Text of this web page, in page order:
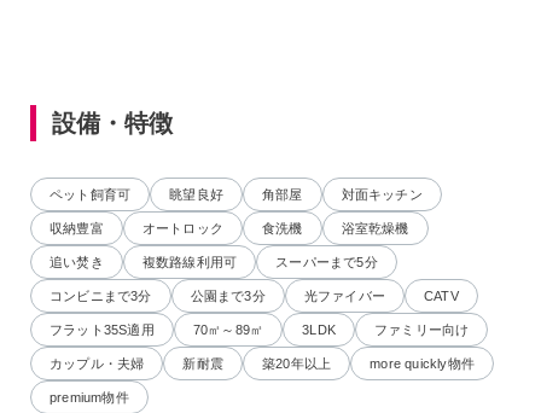
設備・特徴
ペット飼育可 眺望良好 角部屋 対面キッチン
収納豊富 オートロック 食洗機 浴室乾燥機
追い焚き 複数路線利用可 スーパーまで5分
コンビニまで3分 公園まで3分 光ファイバー CATV
フラット35S適用 70㎡～89㎡ 3LDK ファミリー向け
カップル・夫婦 新耐震 築20年以上 more quickly物件
premium物件